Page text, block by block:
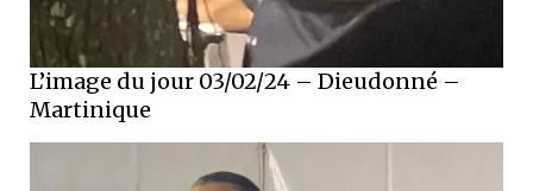
L’image du jour 03/02/24 – Dieudonné –
Martinique